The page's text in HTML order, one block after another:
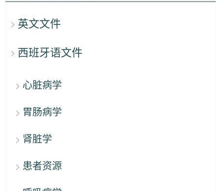
英文文件
西班牙语文件
心脏病学
胃肠病学
肾脏学
患者资源